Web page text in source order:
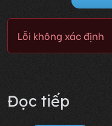
Lỗi không xác định
Đọc tiếp